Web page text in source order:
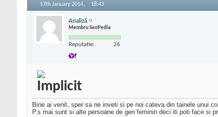
17th January 2014, 18:43
Analiză
Membru SeoPedia
Reputatie: 26
Bine ai venit, sper sa ne inveti si pe noi cateva din tainele unui
P.s mai sunt si alte persoane de gen feminin deci iti poti face si